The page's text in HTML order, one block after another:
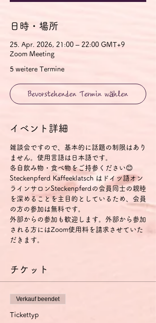
日時・場所
25. Apr. 2026, 21:00 – 22:00 GMT+9
Zoom Meeting
5 weitere Termine
Bevorstehenden Termin wählen
イベント詳細
雑談会ですので、基本的に話題の制限はあり
ません。使用言語は日本語です。
各自飲み物・食べ物をご持参ください😊
Steckenpferd Kaffeeklatsch はドイツ語オン
ラインサロンSteckenpferdの会員同士の親睦
を深めることを主目的としているため、会員
の方の参加は無料です。
外部からの参加も歓迎します。外部から参加
される方にはZoom使用料を請求させていた
だきます。
チケット
Verkauf beendet
Tickettyp